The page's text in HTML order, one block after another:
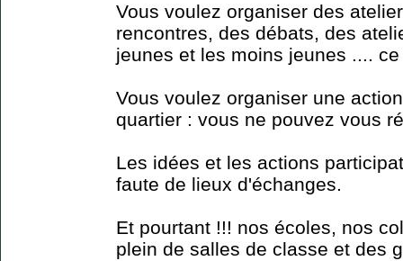
Vous voulez organiser des
rencontres, des débats, des
jeunes et les moins jeunes ....
Vous voulez organiser une
quartier : vous ne pouvez vous
Les idées et les actions
faute de lieux d'échanges.
Et pourtant !!! nos écoles, nos
plein de salles de classe et des